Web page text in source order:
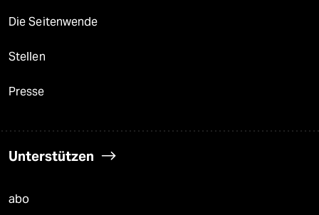
Die Seitenwende
Stellen
Presse
Unterstützen
abo